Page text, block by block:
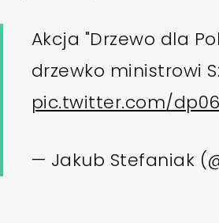
Akcja "Drzewo dla
drzewko ministrowi
pic.twitter.com/
— Jakub Stefaniak